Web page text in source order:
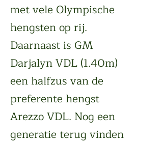
met vele Olympische
hengsten op rij.
Daarnaast is GM
Darjalyn VDL (1.40m)
een halfzus van de
preferente hengst
Arezzo VDL. Nog een
generatie terug vinden